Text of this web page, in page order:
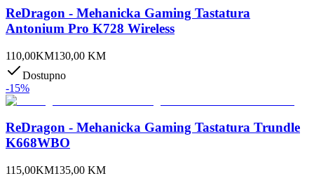
ReDragon - Mehanicka Gaming Tastatura
Antonium Pro K728 Wireless
110,00KM130,00 KM
Dostupno
-15%
ReDragon - Mehanicka Gaming Tastatura Trundle
K668WBO
115,00KM135,00 KM